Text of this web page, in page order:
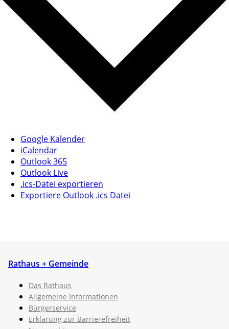
Google Kalender
iCalendar
Outlook 365
Outlook Live
.ics-Datei exportieren
Exportiere Outlook .ics Datei
Rathaus + Gemeinde
Das Rathaus
Allgemeine Informationen
Bürgerservice
Erklärung zur Barrierefreiheit